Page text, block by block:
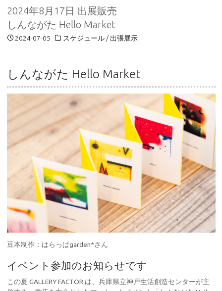
2024年8月17日 出展販売
しんながた Hello Market
2024-07-05 スケジュール/ 出張展示
しんながた Hello Market
豆本制作：はらっぱgarden*さん
イベント参加のお知らせです
この夏 GALLERY FACTOR は、兵庫県立神戸生活創造センターが主